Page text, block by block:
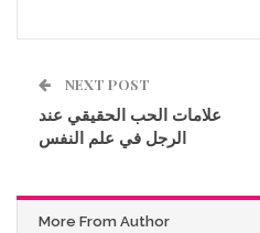
NEXT POST
علامات الحب الحقيقي عند
الرجل في علم النفس
More From Author